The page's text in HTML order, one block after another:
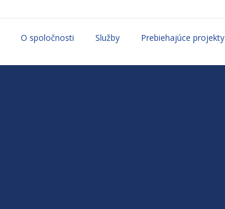
O spoločnosti Služby Prebiehajúce projekty